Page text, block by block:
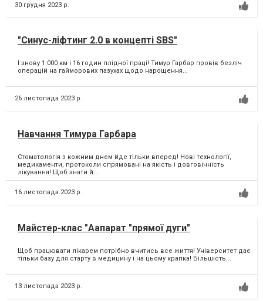
30 грудня 2023 р.
"Синус-ліфтинг 2.0 в концепті SBS"
І знову 1 000 км і 16 годин плідної праці! Тимур Гарбар провів безліч
операцій на гайморових пазухах щодо нарощення...
26 листопада 2023 р.
Навчання Тимура Гарбара
Стоматологія з кожним днем йде тільки вперед! Нові технології,
медикаменти, протоколи спрямовані на якість і довговічність
лікування! Щоб знати й...
16 листопада 2023 р.
Майстер-клас "Аапарат "прямої дуги"
Щоб працювати лікарем потрібно вчитись все життя! Університет дає
тільки базу для старту в медицину і на цьому крапка! Більшість...
13 листопада 2023 р.